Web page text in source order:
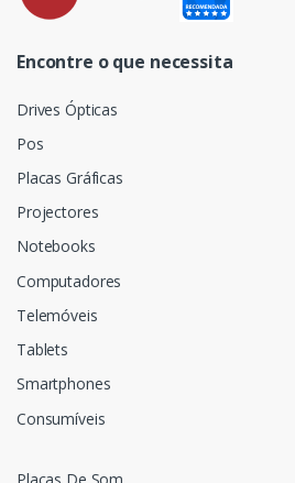
Encontre o que necessita
Drives Ópticas
Pos
Placas Gráficas
Projectores
Notebooks
Computadores
Telemóveis
Tablets
Smartphones
Consumíveis